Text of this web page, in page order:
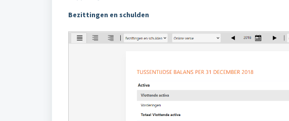
Bezittingen en schulden